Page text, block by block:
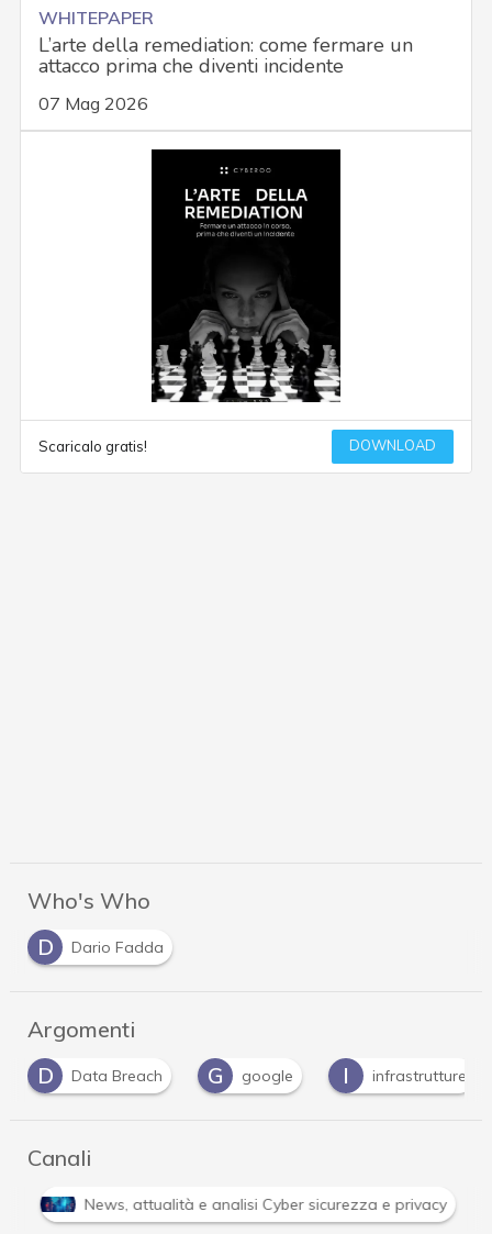
WHITEPAPER
L’arte della remediation: come fermare un
attacco prima che diventi incidente
07 Mag 2026
Scaricalo gratis! DOWNLOAD
Who's Who
D
Dario Fadda
Argomenti
G
google infrastrutture P password
Canali
Attacchi hacker e Malware: le ultime news in tempo